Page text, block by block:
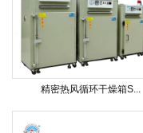
精密热风循环干燥箱S...